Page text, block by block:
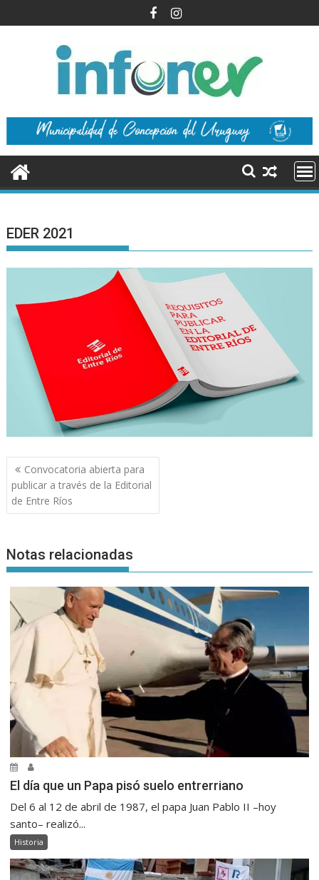
al
EDER 2021
Navegación
de
entradas
Convocatoria abierta para
publicar a través de la Editorial
de Entre Ríos
Notas relacionadas
El día que un Papa pisó suelo entrerriano
Del 6 al 12 de abril de 1987, el papa Juan Pablo II –hoy
santo– realizó...
Historia